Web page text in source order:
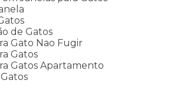
de Gatos
Gato Nao Fugir
Gatos
Gatos Apartamento